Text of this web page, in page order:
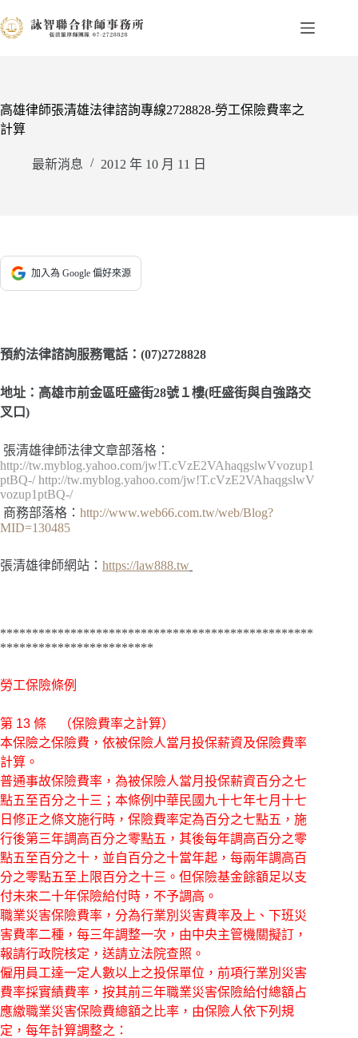
至
容
高雄律師張清雄法律諮詢專線2728828-勞工保險費率之
計算
最新消息 2012 年 10 月 11 日
加入為 Google 偏好來源
預約法律諮詢服務電話：(07)2728828
地址：高雄市前金區旺盛街28號１樓(旺盛街與自強路交
叉口)
張清雄律師法律文章部落格：
http://tw.myblog.yahoo.com/jw!T.cVzE2VAhaqgslwVvozup1
ptBQ-/ http://tw.myblog.yahoo.com/jw!T.cVzE2VAhaqgslwV
vozup1ptBQ-/
商務部落格： http://www.web66.com.tw/web/Blog?
MID=130485
張清雄律師網站： https://law888.tw
*************************************************
************************
勞工保險條例
第 13 條 （保險費率之計算）
本保險之保險費，依被保險人當月投保薪資及保險費率
計算。
普通事故保險費率，為被保險人當月投保薪資百分之七
點五至百分之十三；本條例中華民國九十七年七月十七
日修正之條文施行時，保險費率定為百分之七點五，施
行後第三年調高百分之零點五，其後每年調高百分之零
點五至百分之十，並自百分之十當年起，每兩年調高百
分之零點五至上限百分之十三。但保險基金餘額足以支
付未來二十年保險給付時，不予調高。
職業災害保險費率，分為行業別災害費率及上、下班災
害費率二種，每三年調整一次，由中央主管機關擬訂，
報請行政院核定，送請立法院查照。
僱用員工達一定人數以上之投保單位，前項行業別災害
費率採實績費率，按其前三年職業災害保險給付總額占
應繳職業災害保險費總額之比率，由保險人依下列規
定，每年計算調整之：